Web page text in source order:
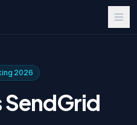
2026
SendGrid